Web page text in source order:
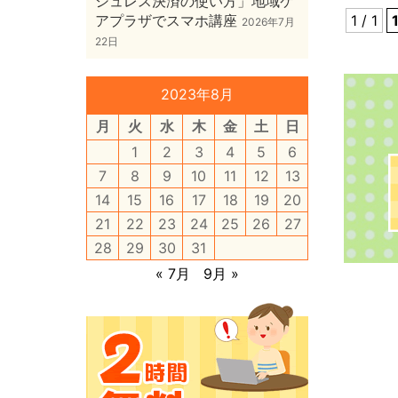
1 / 1 1
アプラザでスマホ講座 2026年7月
22日
2023年8月
月
火 水 木 金 土
日
1
2 3 4 5
6
7
8 9 10 11 12
13
14
15 16 17 18 19
20
21
22 23 24 25 26
27
28
29 30
31
« 7月
9月 »